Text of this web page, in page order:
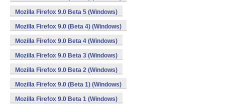
Mozilla Firefox 9.0 Beta 5 (Windows)
Mozilla Firefox 9.0 (Beta 4) (Windows)
Mozilla Firefox 9.0 Beta 4 (Windows)
Mozilla Firefox 9.0 Beta 3 (Windows)
Mozilla Firefox 9.0 Beta 2 (Windows)
Mozilla Firefox 9.0 (Beta 1) (Windows)
Mozilla Firefox 9.0 Beta 1 (Windows)